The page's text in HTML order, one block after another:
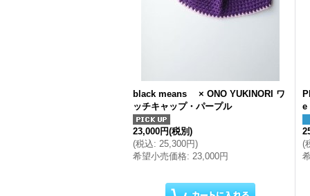
black means × ONO YUKINORI ワ
ッチキャップ・パープル
23,000円(税別)
(税込: 25,300円)
希望小売価格: 23,000円
e
(